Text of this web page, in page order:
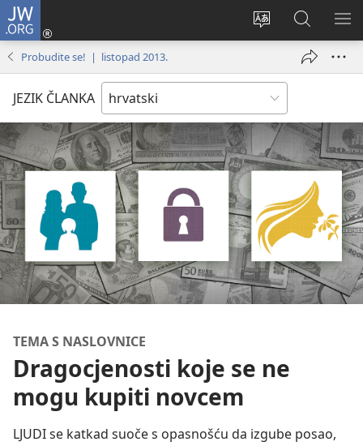
JW.ORG
Promijeni
Prijava
(otvara
prozor)
JW.ORG
|
Pretraga
Probudite se! | listopad 2013.
JEZIK ČLANKA
TEMA S NASLOVNICE
Dragocjenosti koje se ne
mogu kupiti novcem
LJUDI se katkad suoče s opasnošću da izgube posao,